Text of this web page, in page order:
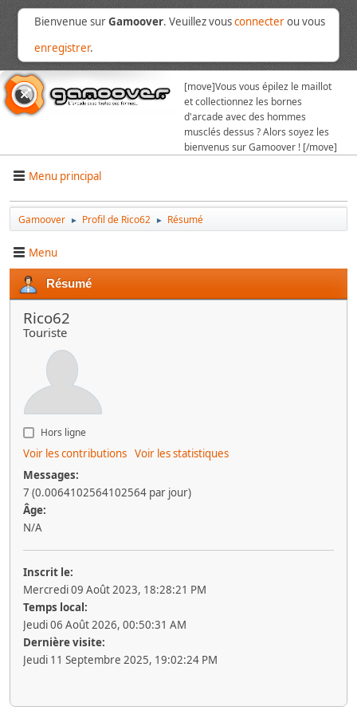
Bienvenue surGamoover. Veuillez vousconnecterou vous
enregistrer.
[move]Vous vous épilez le maillot
et collectionnez les bornes
d'arcade avec des hommes
musclés dessus ? Alors soyez les
bienvenus sur Gamoover ! [/move]
Menu principal
Gamoover ► Profil de Rico62 ► Résumé
Menu
Résumé
Rico62
Touriste
Hors ligne
Voir les contributions Voir les statistiques
Messages:
7 (0.0064102564102564 par jour)
Âge:
N/A
Inscrit le:
Mercredi 09 Août 2023, 18:28:21 PM
Temps local:
Jeudi 06 Août 2026, 00:50:31 AM
Dernière visite:
Jeudi 11 Septembre 2025, 19:02:24 PM